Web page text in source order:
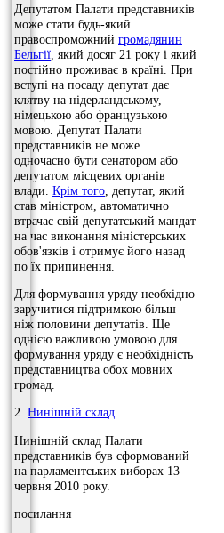
Депутатом Палати представників
може стати будь-який
правоспроможний громадянин
Бельгії , який досяг 21 року і який
постійно проживає в країні. При
вступі на посаду депутат дає
клятву на нідерландському,
німецькою або французькою
мовою. Депутат Палати
представників не може
одночасно бути сенатором або
депутатом місцевих органів
влади. Крім того , депутат, який
став міністром, автоматично
втрачає свій депутатський мандат
на час виконання міністерських
обов'язків і отримує його назад
по їх припинення.
Для формування уряду необхідно
заручитися підтримкою більш
ніж половини депутатів. Ще
однією важливою умовою для
формування уряду є необхідність
представництва обох мовних
громад.
2. Нинішній склад
Нинішній склад Палати
представників був сформований
на парламентських виборах 13
червня 2010 року.
посилання